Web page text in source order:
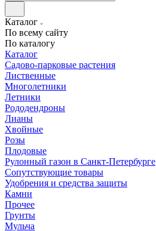
Каталог
По всему сайту
По каталогу
Каталог
Садово-парковые растения
Лиственные
Многолетники
Летники
Рододендроны
Лианы
Хвойные
Розы
Плодовые
Рулонный газон в Санкт-Петербурге
Сопутствующие товары
Удобрения и средства защиты
Камни
Прочее
Грунты
Мульча